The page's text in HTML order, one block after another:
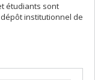
étudiants sont
dépôt institutionnel de